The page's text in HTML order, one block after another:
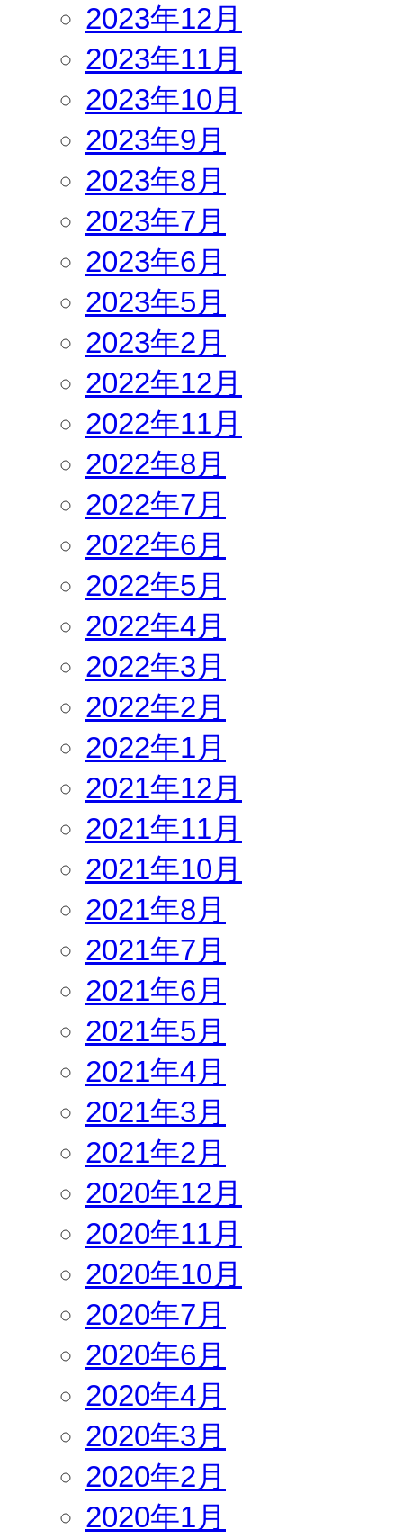
2023年12月
2023年11月
2023年10月
2023年9月
2023年8月
2023年7月
2023年6月
2023年5月
2023年2月
2022年12月
2022年11月
2022年8月
2022年7月
2022年6月
2022年5月
2022年4月
2022年3月
2022年2月
2022年1月
2021年12月
2021年11月
2021年10月
2021年8月
2021年7月
2021年6月
2021年5月
2021年4月
2021年3月
2021年2月
2020年12月
2020年11月
2020年10月
2020年7月
2020年6月
2020年4月
2020年3月
2020年2月
2020年1月